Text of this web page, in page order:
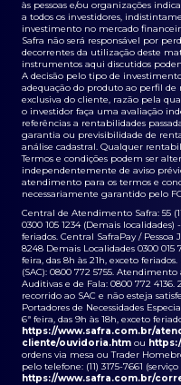
às pessoas e/ou organizações
a todos os investidores,
investimento no mercado
Safra não será responsável por
decorrentes da utilização deste
instrumentos aqui discutidos
A decisão pelo tipo de
adequação do produto ao perfil de
exclusiva do cliente, razão pela
o investidor faça uma avaliação
referências a rentabilidades
garantia ou previsibilidade de
análise cadastral. Qualquer
Termos e condições podem ser
independentemente de aviso
atendimento para os termos e
necessariamente garantido pelo
Central de Atendimento Safra: 55
0300 105 1234 (Demais localidades)
feriados. Central SafraPay / Pessoa
8248 Demais Localidades 0300
feira, das 8h às 21h, exceto
(SAC): 0800 772 5755.
Auditivas e de Fala: 0800 772
recorrido ao SAC e não esteja
Portadores de Necessidades
6ª feira, das 9h às 18h, exceto
https://www.safra.com.br/
cliente/ouvidoria.htm ou
ordens via mesa ou Trader
pelo telefone: (11) 3175-7661
https://www.safra.com.br/